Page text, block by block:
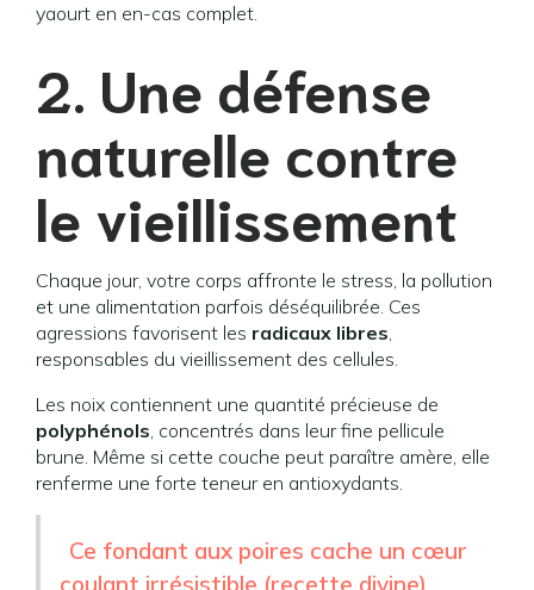
yaourt en en-cas complet.
2. Une défense
naturelle contre
le vieillissement
Chaque jour, votre corps affronte le stress, la pollution
et une alimentation parfois déséquilibrée. Ces
agressions favorisent les radicaux libres,
responsables du vieillissement des cellules.
Les noix contiennent une quantité précieuse de
polyphénols, concentrés dans leur fine pellicule
brune. Même si cette couche peut paraître amère, elle
renferme une forte teneur en antioxydants.
Ce fondant aux poires cache un cœur
coulant irrésistible (recette divine)